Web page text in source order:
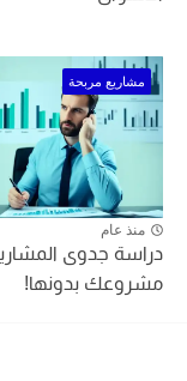
مشاريع مربحة
منذ عام
دراسة جدوى
مشروعك بدونها!